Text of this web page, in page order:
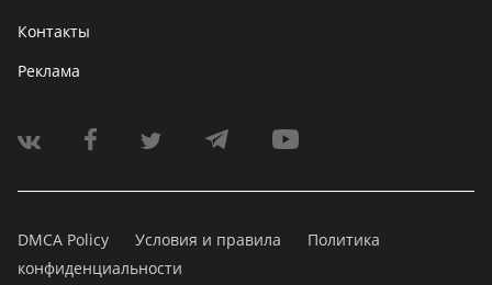
Контакты
Реклама
DMCA Policy Условия и правила
Политика
конфиденциальности